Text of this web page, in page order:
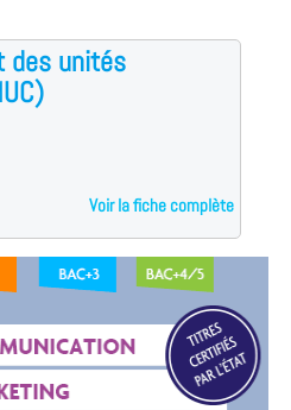
des unités
Voir la fiche complète